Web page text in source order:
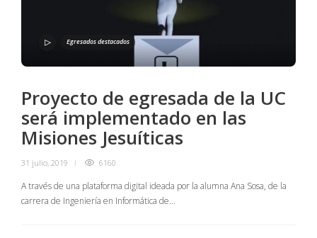
Egresados destacados
Proyecto de egresada de la UC
será implementado en las
Misiones Jesuíticas
31 julio, 2019 6160
A través de una plataforma digital ideada por la alumna Ana Sosa, de la
carrera de Ingeniería en Informática de…